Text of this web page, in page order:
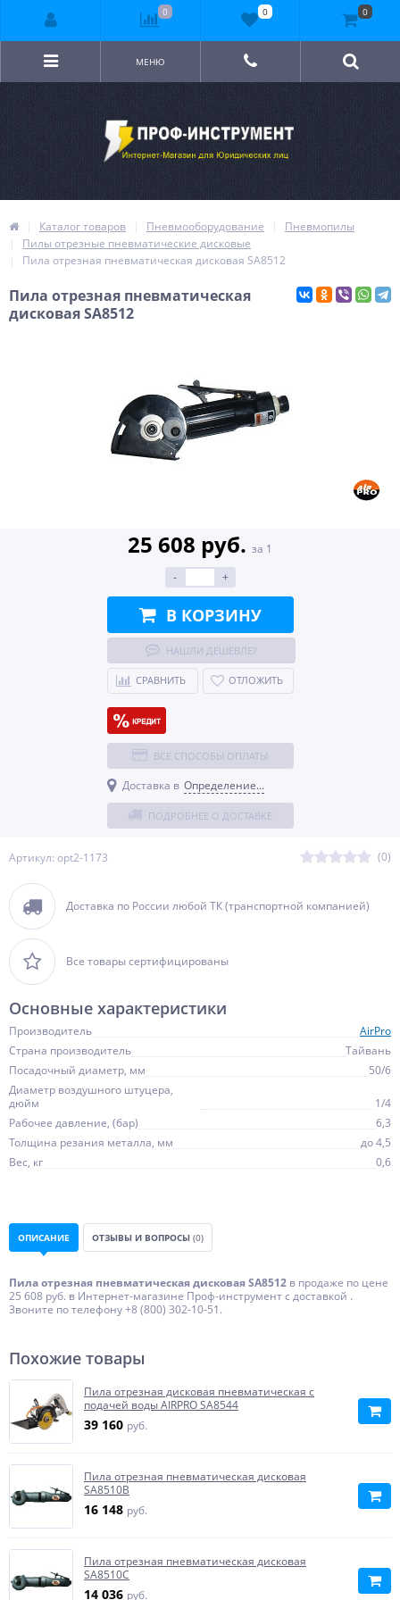
МЕНЮ
Каталог товаров Пневмооборудование
Пневмопилы
Пилы отрезные пневматические дисковые
Пила отрезная пневматическая дисковая SA8512
Пила отрезная пневматическая
дисковая SA8512
Артикул: opt2-1173 (0)
Доставка по России любой ТК (транспортной компанией)
Все товары сертифицированы
25 608 руб. за 1
-
+
В КОРЗИНУ
НАШЛИ ДЕШЕВЛЕ?
СРАВНИТЬ ОТЛОЖИТЬ
ВСЕ СПОСОБЫ ОПЛАТЫ
Доставка в Определение...
ПОДРОБНЕЕ О ДОСТАВКЕ
Основные характеристики
Производитель
AirPro
Страна производитель
Тайвань
Посадочный диаметр, мм
50/6
Диаметр воздушного штуцера,
дюйм
1/4
Рабочее давление, (бар)
6,3
Толщина резания металла, мм
до 4,5
Вес, кг
0,6
ОПИСАНИЕ ОТЗЫВЫ И ВОПРОСЫ (0)
Пила отрезная пневматическая дисковая SA8512 в продаже по цене
25 608 руб. в Интернет-магазине Проф-инструмент с доставкой .
Звоните по телефону +8 (800) 302-10-51.
Похожие товары
Пила отрезная дисковая пневматическая с
подачей воды AIRPRO SA8544
39 160 руб.
Пила отрезная пневматическая дисковая
SA8510B
16 148 руб.
Пила отрезная пневматическая дисковая
SA8510C
14 036 руб.
0 0 0